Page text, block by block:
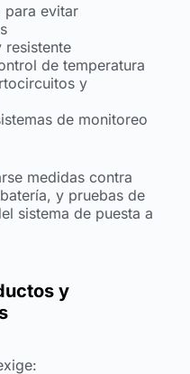
para evitar
resistente
de temperatura
y
de monitoreo
medidas contra
y pruebas de
sistema de puesta a
y